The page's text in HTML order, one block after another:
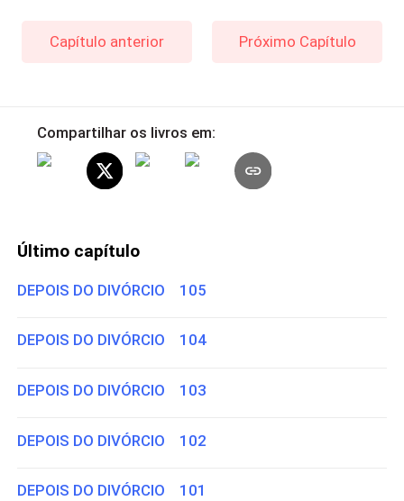
Capítulo anterior Próximo Capítulo
Compartilhar os livros em:
Último capítulo
DEPOIS DO DIVÓRCIO 105
DEPOIS DO DIVÓRCIO 104
DEPOIS DO DIVÓRCIO 103
DEPOIS DO DIVÓRCIO 102
DEPOIS DO DIVÓRCIO 101